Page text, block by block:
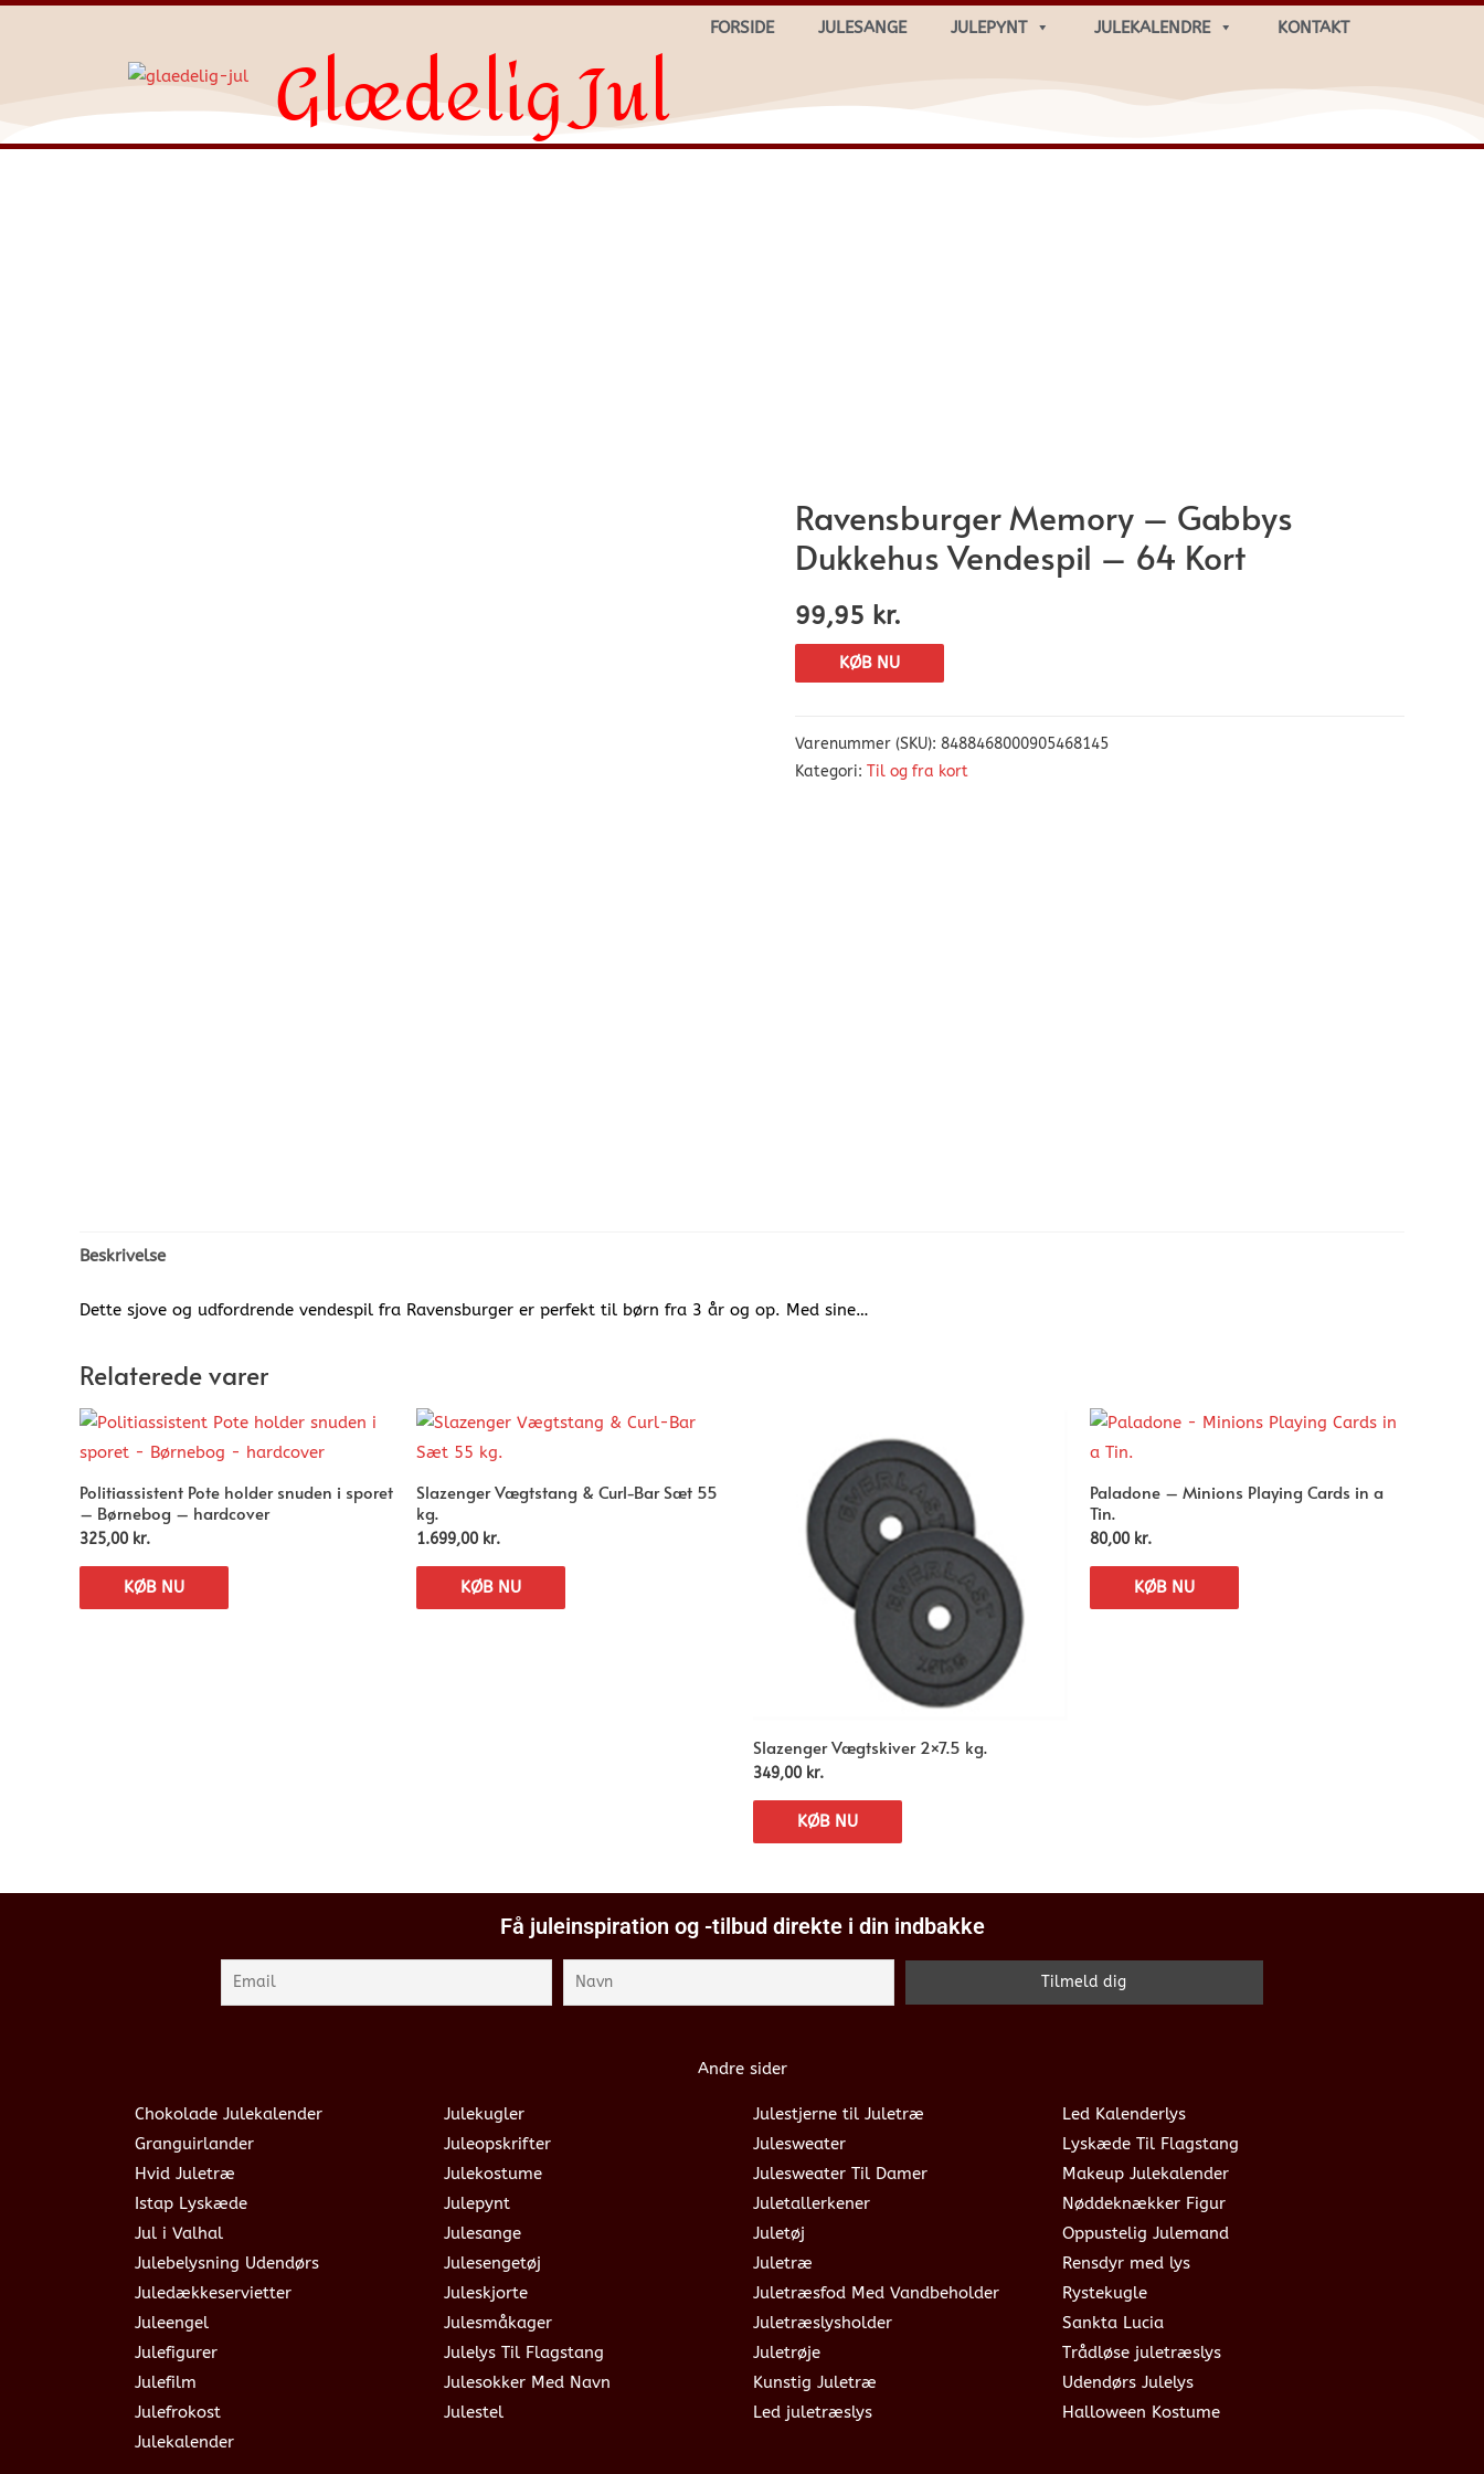
FORSIDE JULESANGE JULEPYNT JULEKALENDRE KONTAKT
Glædelig Jul
Ravensburger Memory – Gabbys
Dukkehus Vendespil – 64 Kort
99,95 kr.
KØB NU
Varenummer (SKU): 8488468000905468145
Kategori: Til og fra kort
Beskrivelse
Dette sjove og udfordrende vendespil fra Ravensburger er perfekt til børn fra 3 år og op. Med sine…
Relaterede varer
Politiassistent Pote holder snuden i sporet
– Børnebog – hardcover
325,00 kr.
KØB NU
Slazenger Vægtstang & Curl-Bar Sæt 55
kg.
1.699,00 kr.
KØB NU
Slazenger Vægtskiver 2×7.5 kg.
349,00 kr.
KØB NU
Paladone – Minions Playing Cards in a
Tin.
80,00 kr.
KØB NU
Få juleinspiration og -tilbud direkte i din indbakke
Andre sider
Chokolade Julekalender
Granguirlander
Hvid Juletræ
Istap Lyskæde
Jul i Valhal
Julebelysning Udendørs
Juledækkeservietter
Juleengel
Julefigurer
Julefilm
Julefrokost
Julekalender
Julekugler
Juleopskrifter
Julekostume
Julepynt
Julesange
Julesengetøj
Juleskjorte
Julesmåkager
Julelys Til Flagstang
Julesokker Med Navn
Julestel
Julestjerne til Juletræ
Julesweater
Julesweater Til Damer
Juletallerkener
Juletøj
Juletræ
Juletræsfod Med Vandbeholder
Juletræslysholder
Juletrøje
Kunstig Juletræ
Led juletræslys
Led Kalenderlys
Lyskæde Til Flagstang
Makeup Julekalender
Nøddeknækker Figur
Oppustelig Julemand
Rensdyr med lys
Rystekugle
Sankta Lucia
Trådløse juletræslys
Udendørs Julelys
Halloween Kostume